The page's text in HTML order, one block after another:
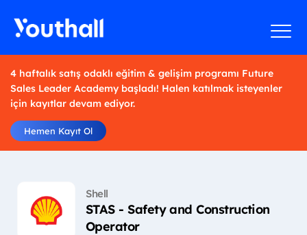
4 haftalık satış odaklı eğitim & gelişim programı Future
Sales Leader Academy başladı! Halen katılmak isteyenler
için kayıtlar devam ediyor.
Hemen Kayıt Ol
Shell
STAS - Safety and Construction
Operator